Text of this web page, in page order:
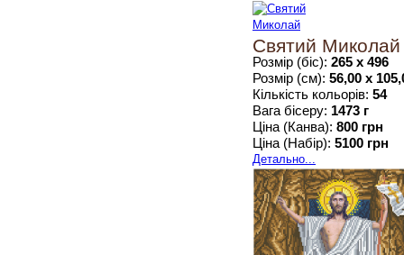
Святий Миколай
Розмір (біс): 265 х 496
Розмір (см): 56,00 х
Кількість кольорів: 54
Вага бісеру: 1473 г
Ціна (Канва): 800 грн
Ціна (Набір): 5100 грн
Детально...